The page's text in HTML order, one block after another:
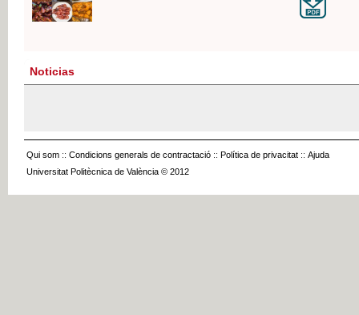
Noticias
Qui som :: Condicions generals de contractació :: Política de privacitat :: Ajuda
Universitat Politècnica de València © 2012